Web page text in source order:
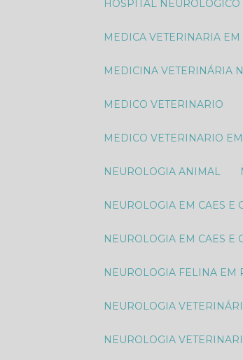
HOSPITAL
MEDICA VETERINARIA
MEDICINA VETERINÁRIA
MEDICO VETERINARIO
MEDICO VETERINARIO
NEUROLOGIA ANIMAL​
NEUROLOGIA EM CAES E
NEUROLOGIA EM CAES
NEUROLOGIA FELINA EM
NEUROLOGIA
NEUROLOGIA